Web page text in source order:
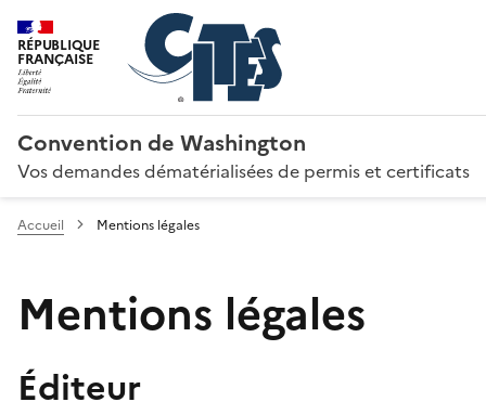
RÉPUBLIQUE
FRANÇAISE
Convention de Washington
Vos demandes dématérialisées de permis et certificats
Accueil Mentions légales
Mentions légales
Éditeur